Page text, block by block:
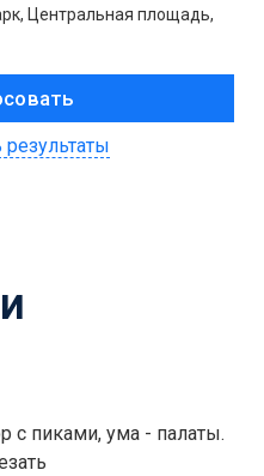
Центральная площадь,
с пиками, ума - палаты.